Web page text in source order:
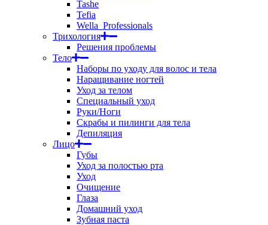
Tashe
Tefia
Wella_Professionals
Трихология
Решения проблемы
Тело
Наборы по уходу для волос и тела
Наращивание ногтей
Уход за телом
Специальный уход
Руки/Ноги
Скрабы и пилинги для тела
Депиляция
Лицо
Губы
Уход за полостью рта
Уход
Очищение
Глаза
Домашний уход
Зубная паста